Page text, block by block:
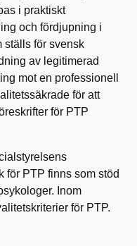
i praktiskt
och fördjupning i
ställs för svensk
av legitimerad
mot en professionell
för att
för PTP
för PTP finns som stöd
Inom
för PTP.